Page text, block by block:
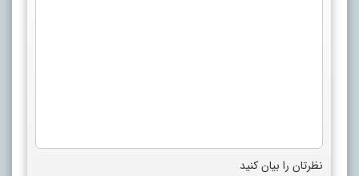
نظرتان را بیان کنید